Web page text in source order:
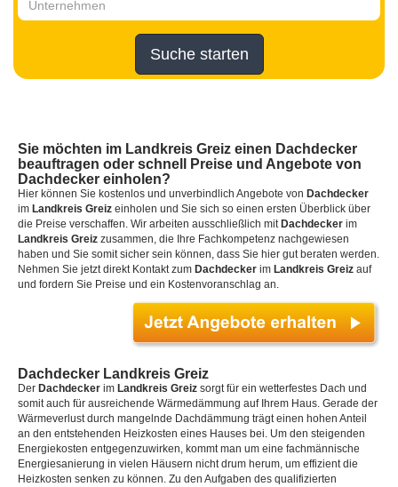
Suche starten
Sie möchten im Landkreis Greiz einen Dachdecker
beauftragen oder schnell Preise und Angebote von
Dachdecker einholen?
Hier können Sie kostenlos und unverbindlich Angebote von Dachdecker
im Landkreis Greiz einholen und Sie sich so einen ersten Überblick über
die Preise verschaffen. Wir arbeiten ausschließlich mit Dachdecker im
Landkreis Greiz zusammen, die Ihre Fachkompetenz nachgewiesen
haben und Sie somit sicher sein können, dass Sie hier gut beraten werden.
Nehmen Sie jetzt direkt Kontakt zum Dachdecker im Landkreis Greiz auf
und fordern Sie Preise und ein Kostenvoranschlag an.
Dachdecker Landkreis Greiz
Der Dachdecker im Landkreis Greiz sorgt für ein wetterfestes Dach und
somit auch für ausreichende Wärmedämmung auf Ihrem Haus. Gerade der
Wärmeverlust durch mangelnde Dachdämmung trägt einen hohen Anteil
an den entstehenden Heizkosten eines Hauses bei. Um den steigenden
Energiekosten entgegenzuwirken, kommt man um eine fachmännische
Energiesanierung in vielen Häusern nicht drum herum, um effizient die
Heizkosten senken zu können. Zu den Aufgaben des qualifizierten